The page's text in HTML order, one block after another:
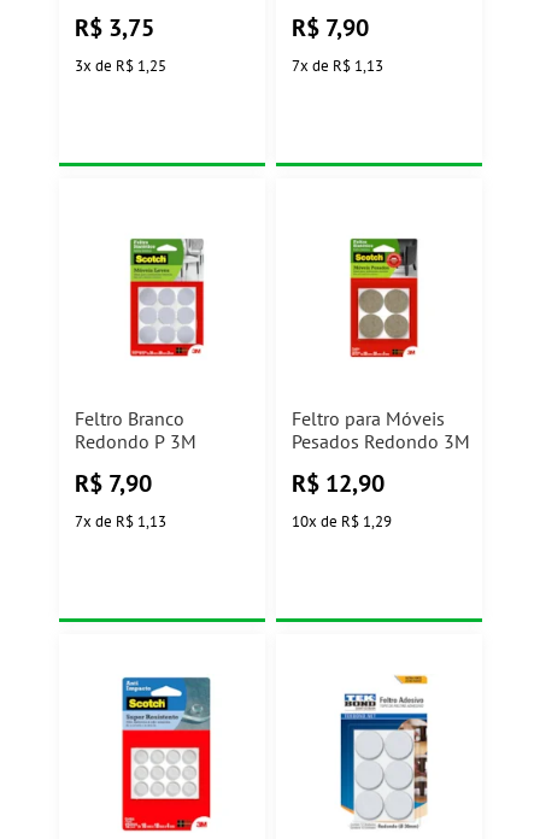
R$ 3,75
3x de R$ 1,25
R$ 7,90
7x de R$ 1,13
Feltro Branco
Redondo P 3M
R$ 7,90
7x de R$ 1,13
Feltro para Móveis
Pesados Redondo 3M
R$ 12,90
10x de R$ 1,29